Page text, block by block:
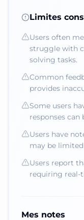
Limites
Users often
struggle with
solving tasks.
Common
provides
Some users
responses
Users have
may be
Users report
requiring real-
Mes notes